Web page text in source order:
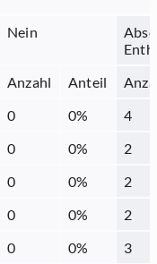
Nein
Anzahl Anteil
0 0%
4
0 0%
2
0 0%
2
0 0%
2
0 0%
3